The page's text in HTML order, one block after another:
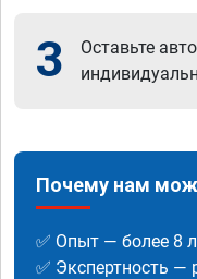
3
Оставьте
Почему нам
✅ Опыт — более 8
✅ Экспертность